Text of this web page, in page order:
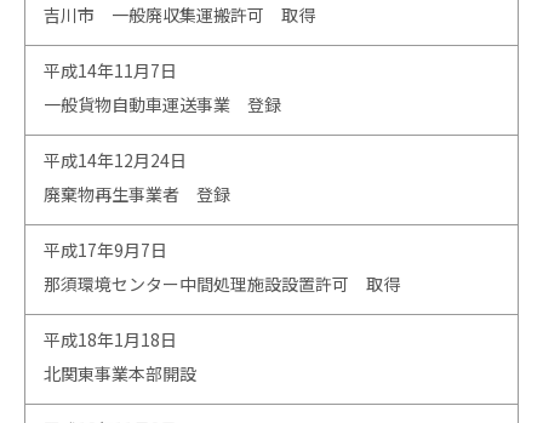
吉川市 一般廃収集運搬許可 取得
平成14年11月7日
一般貨物自動車運送事業 登録
平成14年12月24日
廃棄物再生事業者 登録
平成17年9月7日
那須環境センター中間処理施設設置許可 取得
平成18年1月18日
北関東事業本部開設